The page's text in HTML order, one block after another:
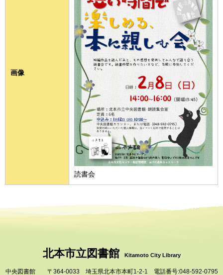
画像
読書会
北本市立図書館 Kitamoto City Library
中央図書館 〒364-0033 埼玉県北本市本町1-2-1 電話番号:048-592-0795